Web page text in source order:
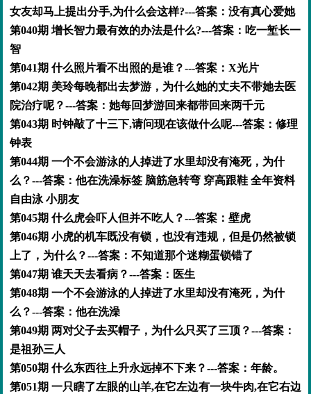
女友却马上提出分手,为什么会这样?---答案：没有真心爱她
第040期 增长智力最有效的办法是什么?---答案：吃一堑长一
智
第041期 什么照片看不出照的是谁？---答案：X光片
第042期 美玲每晚都出去梦游，为什么她的丈夫不带她去医
院治疗呢？---答案：她每回梦游回来都带回来两千元
第043期 时钟敲了十三下,请问现在该做什么呢---答案：修理
钟表
第044期 一个不会游泳的人掉进了水里却没有淹死，为什
么？---答案：他在洗澡标签 脑筋急转弯 穿高跟鞋 全年资料
自由泳 小朋友
第045期 什么虎会吓人但并不吃人？---答案：壁虎
第046期 小虎的机车既没有锁，也没有违规，但是仍然被锁
上了，为什么？---答案：不知道那个迷糊蛋锁错了
第047期 谁天天去看病？---答案：医生
第048期 一个不会游泳的人掉进了水里却没有淹死，为什
么？---答案：他在洗澡
第049期 两对父子去买帽子，为什么只买了三顶？---答案：
是祖孙三人
第050期 什么东西往上升永远掉不下来？---答案：年龄。
第051期 一只瞎了左眼的山羊,在它左边有一块牛肉,在它右边